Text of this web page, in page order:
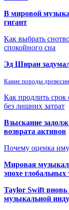
В мировой
гигант
Как выбрать
спокойного сна
Эд Ширан
Какие породы
Как продлить
без лишних затрат
Взыскание
возврата активов
Почему оценка
Мировая
эпохе глобальных
Taylor Swift вновь
музыкальной